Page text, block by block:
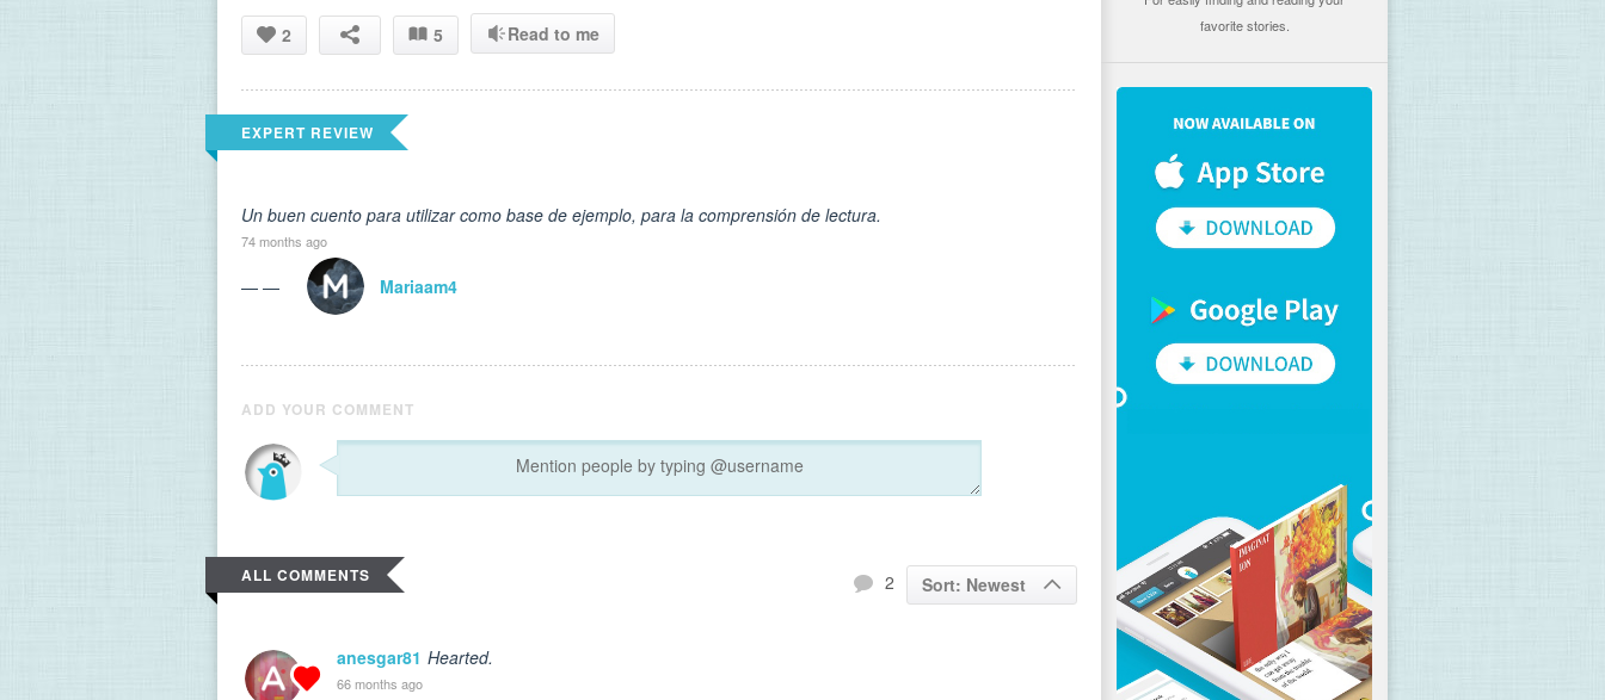
2 5 Read to me
EXPERT REVIEW
Un buen cuento para utilizar como base de ejemplo, para la comprensión de lectura.
74 months ago
— — Mariaam4
ADD YOUR COMMENT
ALL COMMENTS 2 Sort: Newest
anesgar81 Hearted.
66 months ago
favorite stories.